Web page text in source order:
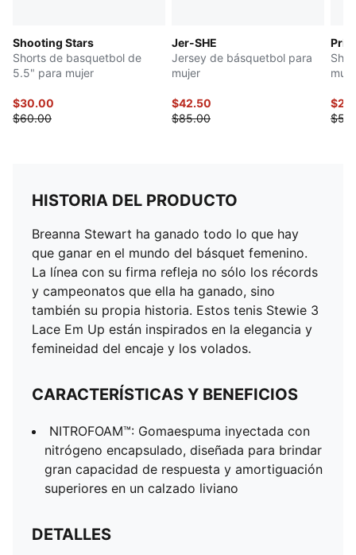
Shooting Stars
Shorts de basquetbol de
5.5" para mujer
$30.00
$60.00
Jer-SHE
Jersey de básquetbol para
mujer
$42.50
$85.00
HISTORIA DEL PRODUCTO
Breanna Stewart ha ganado todo lo que hay
que ganar en el mundo del básquet femenino.
La línea con su firma refleja no sólo los récords
y campeonatos que ella ha ganado, sino
también su propia historia. Estos tenis Stewie 3
Lace Em Up están inspirados en la elegancia y
femineidad del encaje y los volados.
CARACTERÍSTICAS Y BENEFICIOS
NITROFOAM™: Gomaespuma inyectada con
nitrógeno encapsulado, diseñada para brindar
gran capacidad de respuesta y amortiguación
superiores en un calzado liviano
DETALLES